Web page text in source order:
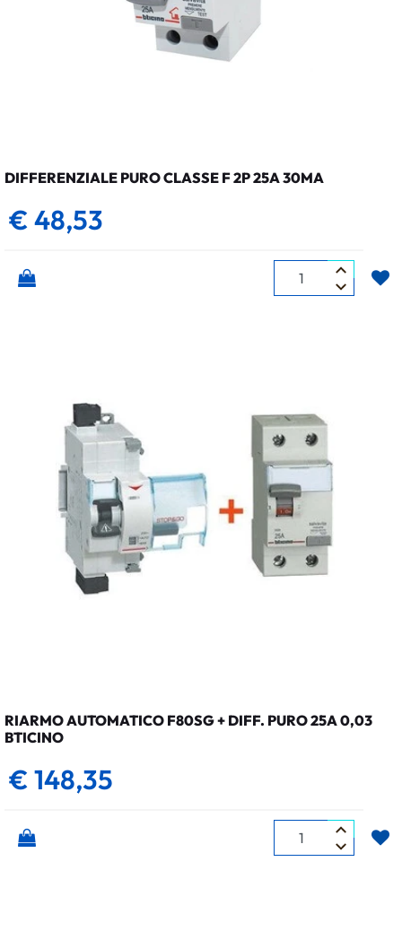
DIFFERENZIALE PURO CLASSE F 2P 25A 30MA
€ 48,53
Quantità
RIARMO AUTOMATICO F80SG + DIFF. PURO 25A 0,03
BTICINO
€ 148,35
Quantità